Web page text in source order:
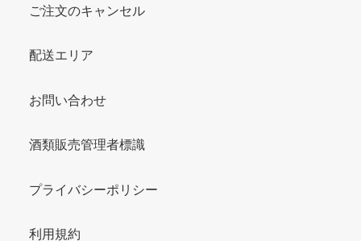
ご注文のキャンセル
配送エリア
お問い合わせ
酒類販売管理者標識
プライバシーポリシー
利用規約